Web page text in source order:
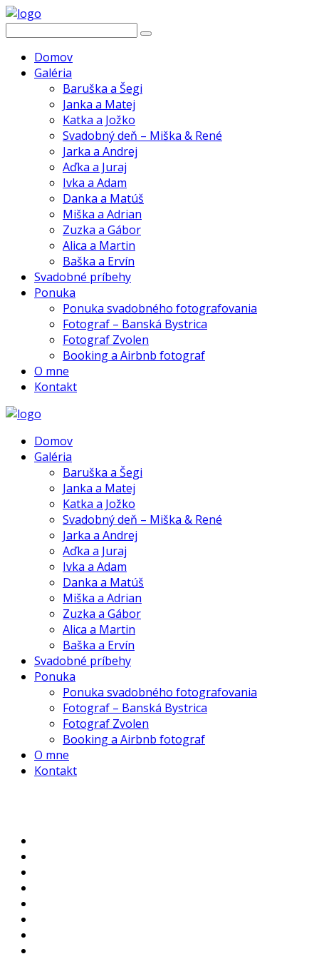
Domov
Galéria
Baruška a Šegi
Janka a Matej
Katka a Jožko
Svadobný deň – Miška & René
Jarka a Andrej
Aďka a Juraj
Ivka a Adam
Danka a Matúš
Miška a Adrian
Zuzka a Gábor
Alica a Martin
Baška a Ervín
Svadobné príbehy
Ponuka
Ponuka svadobného fotografovania
Fotograf – Banská Bystrica
Fotograf Zvolen
Booking a Airbnb fotograf
O mne
Kontakt
Domov
Galéria
Baruška a Šegi
Janka a Matej
Katka a Jožko
Svadobný deň – Miška & René
Jarka a Andrej
Aďka a Juraj
Ivka a Adam
Danka a Matúš
Miška a Adrian
Zuzka a Gábor
Alica a Martin
Baška a Ervín
Svadobné príbehy
Ponuka
Ponuka svadobného fotografovania
Fotograf – Banská Bystrica
Fotograf Zvolen
Booking a Airbnb fotograf
O mne
Kontakt